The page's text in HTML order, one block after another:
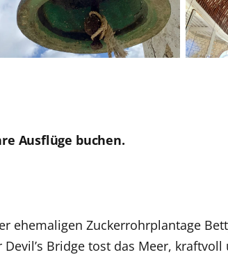
Ausflüge buchen.
Zuckerrohrplantage
Bridge tost das Meer,